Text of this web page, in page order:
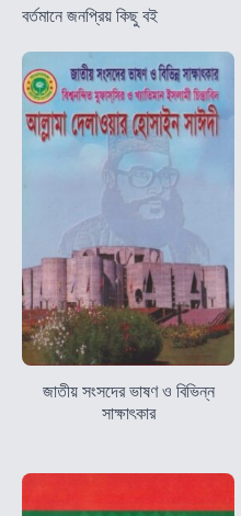
বর্তমানে জনপ্রিয় কিছু বই
জাতীয় সংসদের ভাষণ ও বিভিন্ন
সাক্ষাৎকার